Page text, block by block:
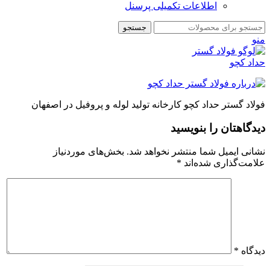
اطلاعات تکمیلی پرسنل
جستجو
منو
فولاد گستر حداد کچو کارخانه تولید لوله و پروفیل در اصفهان
دیدگاهتان را بنویسید
نشانی ایمیل شما منتشر نخواهد شد. بخش‌های موردنیاز
علامت‌گذاری شده‌اند *
دیدگاه *